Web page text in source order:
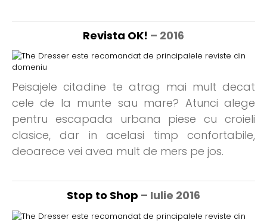
Revista OK! – 2016
Peisajele citadine te atrag mai mult decat
cele de la munte sau mare? Atunci alege
pentru escapada urbana piese cu croieli
clasice, dar in acelasi timp confortabile,
deoarece vei avea mult de mers pe jos.
Stop to Shop – Iulie 2016